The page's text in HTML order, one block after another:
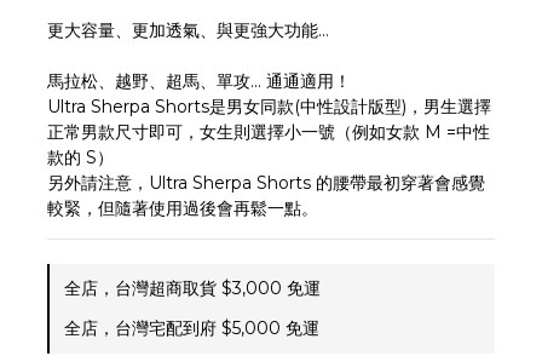
更大容量、更加透氣、與更強大功能…
馬拉松、越野、超馬、單攻… 通通適用！
Ultra Sherpa Shorts是男女同款(中性設計版型)，男生選擇
正常男款尺寸即可，女生則選擇小一號（例如女款 M =中性
款的 S）
另外請注意，Ultra Sherpa Shorts 的腰帶最初穿著會感覺
較緊，但隨著使用過後會再鬆一點。
全店，台灣超商取貨 $3,000 免運
全店，台灣宅配到府 $5,000 免運